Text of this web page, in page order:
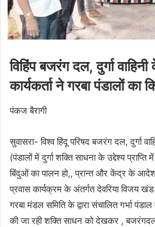
विहिंप बजरंग दल, दुर्गा
कार्यकर्ता ने गरबा पंडालों का
पंकज बैरागी
सुवासरा- विश्व हिंदू परिषद बजरंग दल, दुर्गा
(पंडालों में दुर्गा शक्ति साधना के उद्देश्य
बिंदुओं का पालन हो,, प्रान्त और केंद्र के
प्रवास कार्यक्रम के अंतर्गत देवरिया विजय
गरबा मंडल समिति के द्वारा संचालित गर्भा पंडाल
की जा रही शक्ति साधन को देखकर , बजरंगदल